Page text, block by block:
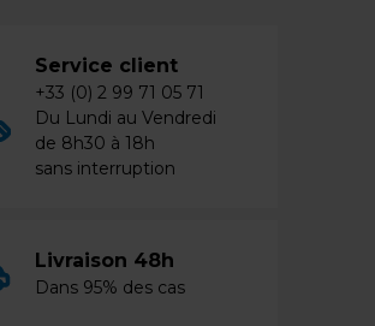
Service client
+33 (0) 2 99 71 05 71
Du Lundi au Vendredi
de 8h30 à 18h
sans interruption
Livraison 48h
Dans 95% des cas